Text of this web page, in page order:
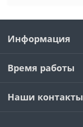
Информация
Время работы
Наши контакты